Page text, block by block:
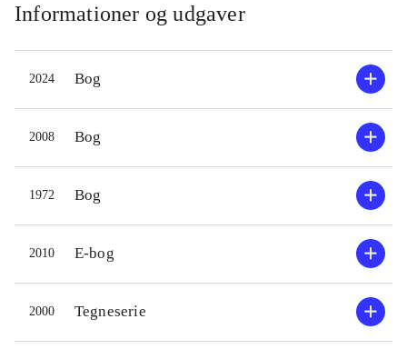
Informationer og udgaver
2024 Bog
2008 Bog
1972 Bog
2010 E-bog
2000 Tegneserie